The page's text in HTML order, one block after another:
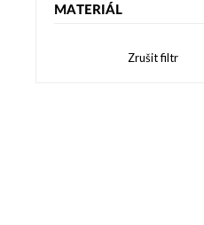
MATERIÁL
Zrušit filtr